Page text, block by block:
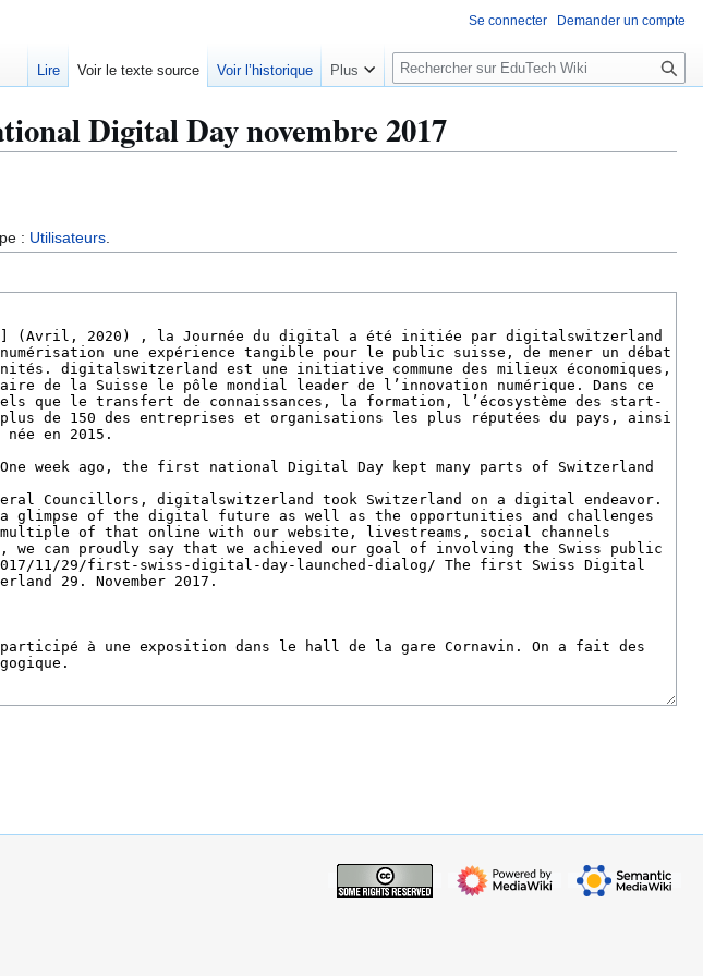
Digital Day novembre 2017
: Utilisateurs
Se connecter Demander un compte
Lire Voir le texte source Voir l’historique Plus
R
e
h
e
r